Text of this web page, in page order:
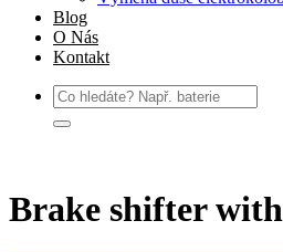
Blog
O Nás
Kontakt
Hledat:
Brake shifter